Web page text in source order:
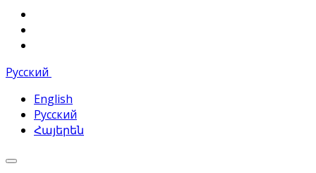
Русский
English
Русский
Հայերեն